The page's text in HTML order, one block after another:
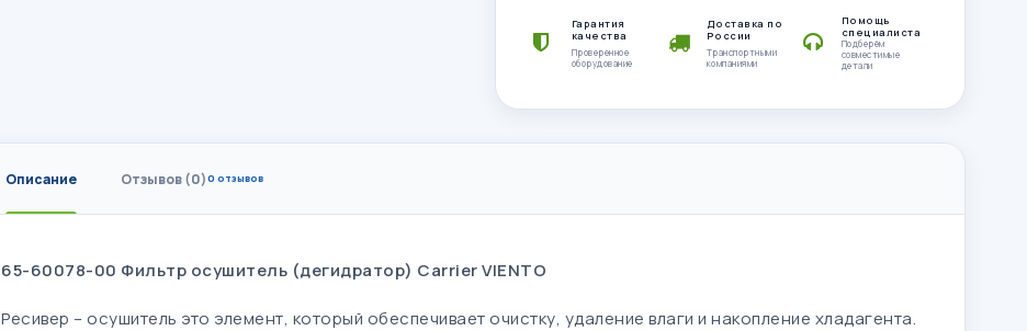
Гарантия
качества
Проверенное
оборудование
Доставка по
России
Транспортными
компаниями
Помощь
специалиста
Подберём
совместимые
детали
Описание Отзывов (0)0 отзывов
65-60078-00 Фильтр осушитель (дегидратор) Carrier VIENTO
Ресивер – осушитель это элемент, который обеспечивает очистку, удаление влаги и накопление хладагента.